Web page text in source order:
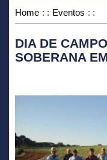
Home Eventos
DIA DE
SOBERANA